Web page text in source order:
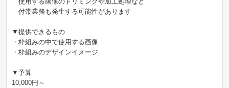
付帯業務も発生する可能性があります
▼提供できるもの
・枠組みの中で使用する画像
・枠組みのデザインイメージ
▼予算
10,000円～